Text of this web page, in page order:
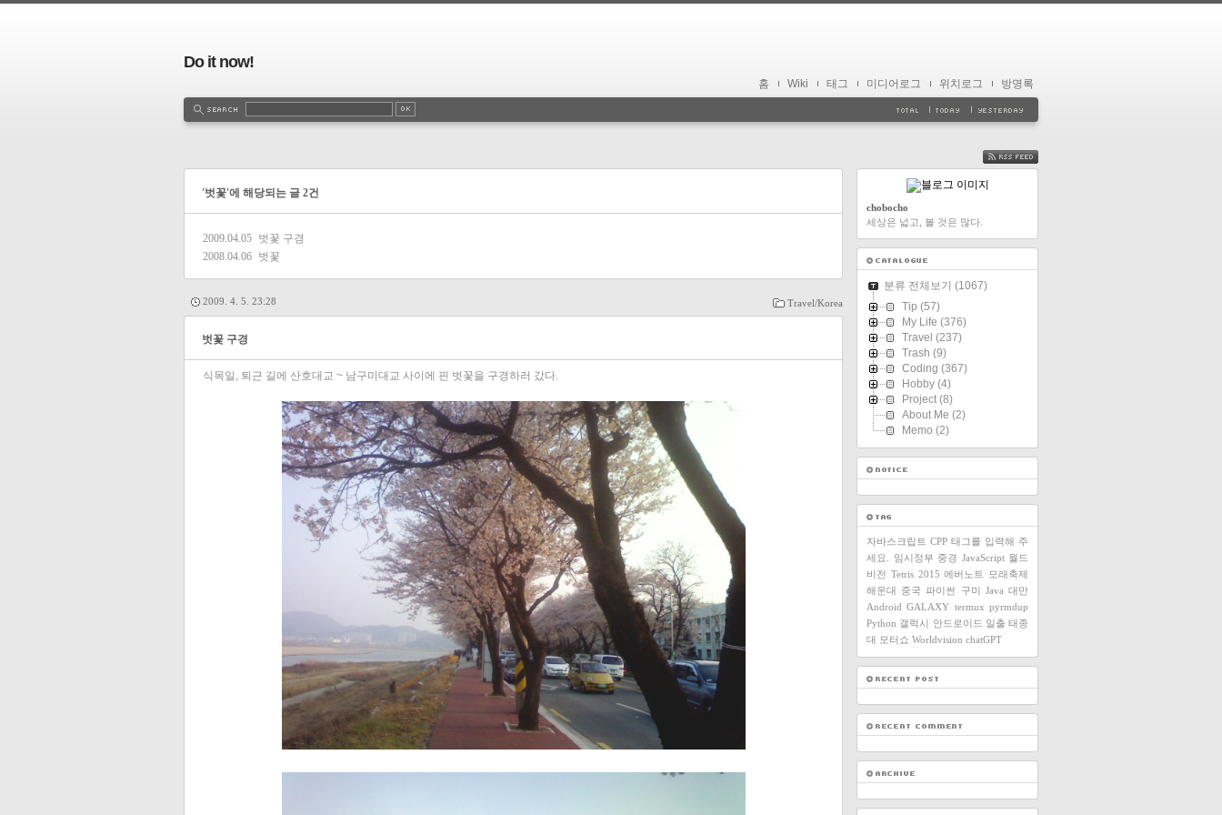
Do it now!
홈 Wiki 태그 미디어로그 위치로그 방명록
'벗꽃'에 해당되는 글 2건
2009.04.05 벗꽃 구경
2008.04.06 벗꽃
Travel/Korea
2009. 4. 5. 23:28
벗꽃 구경
식목일, 퇴근 길에 산호대교 ~ 남구미대교 사이에 핀 벗꽃을 구경하러 갔다.
FEED
chobocho
세상은 넓고, 볼 것은 많다.
분류 전체보기 (1067)
Tip (57)
My Life (376)
Travel (237)
Trash (9)
Coding (367)
Hobby (4)
Project (8)
About Me (2)
Memo (2)
자바스크립트 CPP 태그를 입력해 주
세요.
임시정부 중경 JavaScript 월드
비전 Tetris 2015 에버노트
모래축제
해운대 중국 파이썬 구미 Java 대만
Android GALAXY termux pyrmdup
Python 갤럭시 안드로이드 일출 태종
대 모터쇼 Worldvision chatGPT